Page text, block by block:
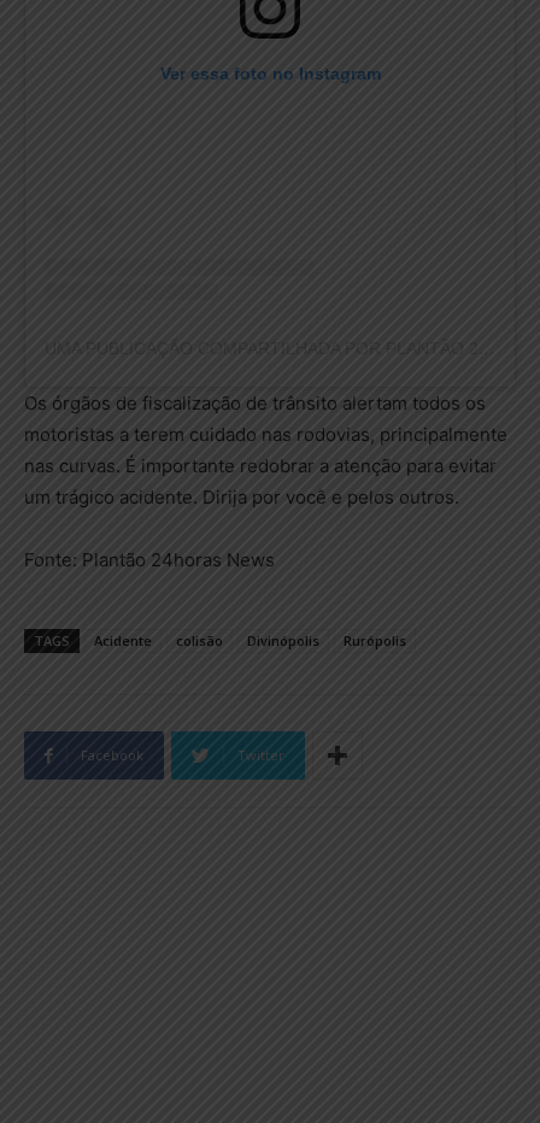
Ver essa foto no Instagram
UMA PUBLICAÇÃO COMPARTILHADA POR PLANTÃO 24HORAS NEWS (@PLANTAO24HORASNEWS)
Os órgãos de fiscalização de trânsito alertam todos os
motoristas a terem cuidado nas rodovias, principalmente
nas curvas. É importante redobrar a atenção para evitar
um trágico acidente. Dirija por você e pelos outros.
Fonte: Plantão 24horas News
TAGS Acidente colisão Divinópolis Rurópolis
Facebook Twitter